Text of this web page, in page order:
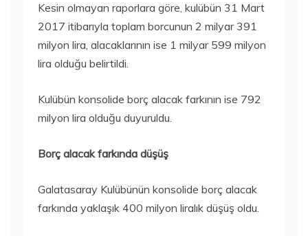
Kesin olmayan raporlara göre, kulübün 31 Mart
2017 itibarıyla toplam borcunun 2 milyar 391
milyon lira, alacaklarının ise 1 milyar 599 milyon
lira olduğu belirtildi.
Kulübün konsolide borç alacak farkının ise 792
milyon lira olduğu duyuruldu.
Borç alacak farkında düşüş
Galatasaray Kulübünün konsolide borç alacak
farkında yaklaşık 400 milyon liralık düşüş oldu.